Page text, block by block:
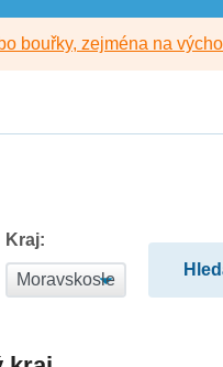
bouřky, zejména na
Kraj: